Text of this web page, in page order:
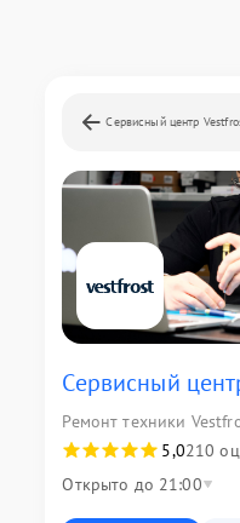
Сервисный центр
Сервисный
Ремонт техники
5,0210
Открыто до 21:00